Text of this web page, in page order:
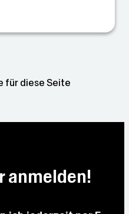
für diese Seite
anmelden!